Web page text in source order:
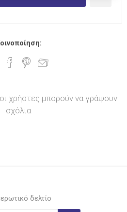
χρήστες μπορούν να γράψουν
σχόλια
δελτίο